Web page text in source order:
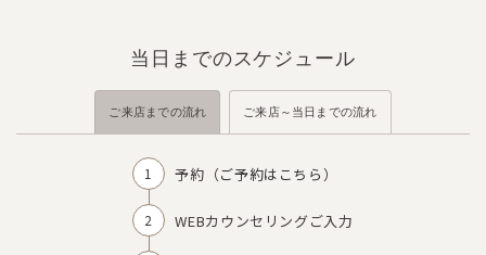
当日までのスケジュール
ご来店までの流れ ご来店～当日までの流れ
予約（ご予約はこちら）
WEBカウンセリングご入力